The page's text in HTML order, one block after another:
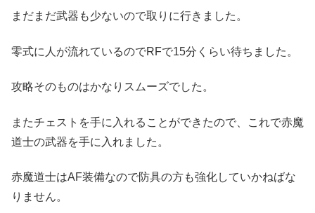
まだまだ武器も少ないので取りに行きました。
零式に人が流れているのでRFで15分くらい待ちました。
攻略そのものはかなりスムーズでした。
またチェストを手に入れることができたので、これで赤魔
道士の武器を手に入れました。
赤魔道士はAF装備なので防具の方も強化していかねばな
りません。